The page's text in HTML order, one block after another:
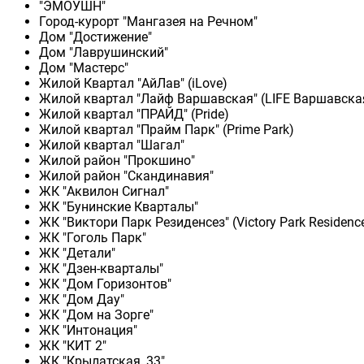
"ЭМОУШН"
Город-курорт "Мангазея на Речном"
Дом "Достижение"
Дом "Лаврушинский"
Дом "Мастерс"
Жилой Квартал "АйЛав" (iLove)
Жилой квартал "Лайф Варшавская" (LIFE
Жилой квартал "ПРАЙД" (Pride)
Жилой квартал "Прайм Парк" (Prime Park)
Жилой квартал "Шагал"
Жилой район "Прокшино"
Жилой район "Скандинавия"
ЖК "Аквилон Сигнал"
ЖК "Бунинские Кварталы"
ЖК "Виктори Парк Резиденсез" (Victory Park
ЖК "Гоголь Парк"
ЖК "Детали"
ЖК "Дзен-кварталы"
ЖК "Дом Горизонтов"
ЖК "Дом Дау"
ЖК "Дом на Зорге"
ЖК "Интонация"
ЖК "КИТ 2"